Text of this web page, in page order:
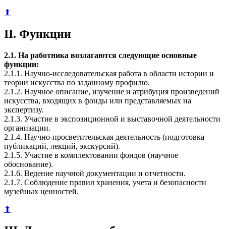
⬆
II. Функции
2.1. На работника возлагаются следующие основные
функции:
2.1.1. Научно-исследовательская работа в области истории и
теории искусства по заданному профилю.
2.1.2. Научное описание, изучение и атрибуция произведений
искусства, входящих в фонды или представляемых на
экспертизу.
2.1.3. Участие в экспозиционной и выставочной деятельности
организации.
2.1.4. Научно-просветительская деятельность (подготовка
публикаций, лекций, экскурсий).
2.1.5. Участие в комплектовании фондов (научное
обоснование).
2.1.6. Ведение научной документации и отчетности.
2.1.7. Соблюдение правил хранения, учета и безопасности
музейных ценностей.
⬆